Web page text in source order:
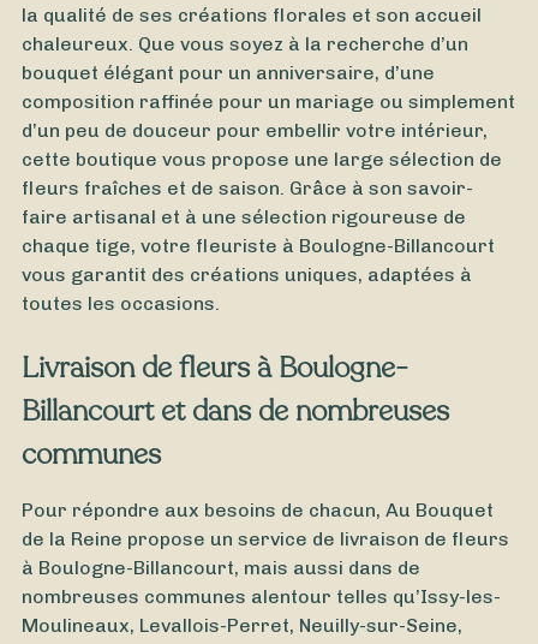
À partir de40 Personnaliser
Bouquet de Lys
la qualité de ses créations florales et son accueil
chaleureux. Que vous soyez à la recherche d’un
bouquet élégant pour un anniversaire, d’une
composition raffinée pour un mariage ou simplement
d’un peu de douceur pour embellir votre intérieur,
cette boutique vous propose une large sélection de
fleurs fraîches et de saison. Grâce à son savoir-
faire artisanal et à une sélection rigoureuse de
chaque tige, votre fleuriste à Boulogne-Billancourt
vous garantit des créations uniques, adaptées à
toutes les occasions.
Livraison de fleurs à Boulogne-
Billancourt et dans de nombreuses
communes
Pour répondre aux besoins de chacun, Au Bouquet
de la Reine propose un service de livraison de fleurs
à Boulogne-Billancourt, mais aussi dans de
nombreuses communes alentour telles qu’Issy-les-
Moulineaux, Levallois-Perret, Neuilly-sur-Seine,